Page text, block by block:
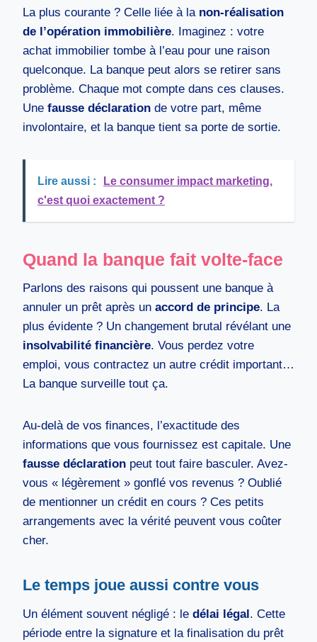
La plus courante ? Celle liée à la non-réalisation
de l’opération immobilière. Imaginez : votre
achat immobilier tombe à l’eau pour une raison
quelconque. La banque peut alors se retirer sans
problème. Chaque mot compte dans ces clauses.
Une fausse déclaration de votre part, même
involontaire, et la banque tient sa porte de sortie.
Lire aussi :
Le consumer impact marketing,
c'est quoi exactement ?
Quand la banque fait volte-face
Parlons des raisons qui poussent une banque à
annuler un prêt après un accord de principe. La
plus évidente ? Un changement brutal révélant une
insolvabilité financière. Vous perdez votre
emploi, vous contractez un autre crédit important…
La banque surveille tout ça.
Au-delà de vos finances, l’exactitude des
informations que vous fournissez est capitale. Une
fausse déclaration peut tout faire basculer. Avez-
vous « légèrement » gonflé vos revenus ? Oublié
de mentionner un crédit en cours ? Ces petits
arrangements avec la vérité peuvent vous coûter
cher.
Le temps joue aussi contre vous
Un élément souvent négligé : le délai légal. Cette
période entre la signature et la finalisation du prêt